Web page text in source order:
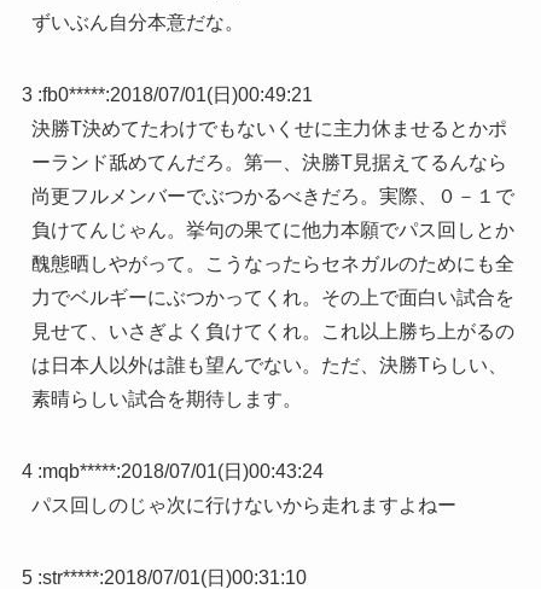
ずいぶん自分本意だな。
3 :fb0*****:2018/07/01(日)00:49:21
決勝T決めてたわけでもないくせに主力休ませるとかポ
ーランド舐めてんだろ。第一、決勝T見据えてるんなら
尚更フルメンバーでぶつかるべきだろ。実際、０－１で
負けてんじゃん。挙句の果てに他力本願でパス回しとか
醜態晒しやがって。こうなったらセネガルのためにも全
力でベルギーにぶつかってくれ。その上で面白い試合を
見せて、いさぎよく負けてくれ。これ以上勝ち上がるの
は日本人以外は誰も望んでない。ただ、決勝Tらしい、
素晴らしい試合を期待します。
4 :mqb*****:2018/07/01(日)00:43:24
パス回しのじゃ次に行けないから走れますよねー
5 :str*****:2018/07/01(日)00:31:10